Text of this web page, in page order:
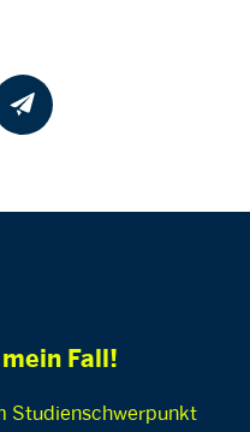
Fall!
Studienschwerpunkt